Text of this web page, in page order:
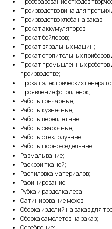
Производство вина для
Производство хлеба на заказ;
Прокат аккумуляторов;
Прокат бойлеров;
Прокат вязальных машин;
Прокат отопительных
Прокат промышленных роботов
производстве;
Прокат электрических
Проявление фотопленок;
Работы гончарные;
Работы кузнечные;
Работы переплетные;
Работы сварочные;
Работы стеклодувные;
Работы шорно-седельные;
Размалывание;
Раскрой тканей;
Распиловка материалов;
Рафинирование;
Рубка и разделка леса;
Сатинирование мехов;
Сборка изделий на заказ для
Сборка самолетов на заказ;